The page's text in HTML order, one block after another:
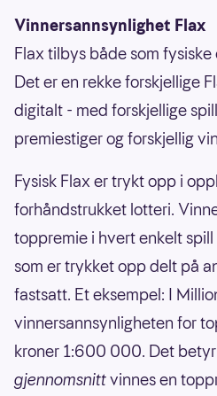
Vinnersannsynlighet Flax
Flax tilbys både som
Det er en rekke forskjellige
digitalt - med forskjellige
premiestiger og forskjellig
Fysisk Flax er trykt opp i
forhåndstrukket lotteri.
toppremie i hvert enkelt
som er trykket opp delt på
fastsatt. Et eksempel: I
vinnersannsynligheten for
kroner 1:600 000. Det
gjennomsnittvinnes en